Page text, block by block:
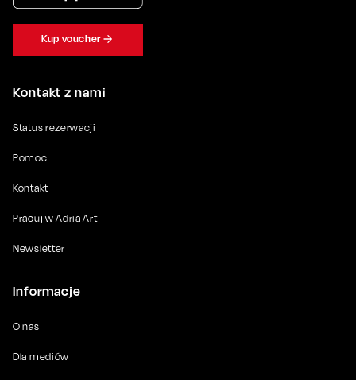
Kontakt z nami
Status rezerwacji
Pomoc
Kontakt
Pracuj w Adria Art
Newsletter
Informacje
O nas
Dla mediów
Kup voucher